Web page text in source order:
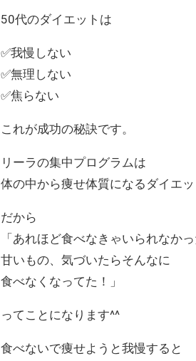
50代のダイエットは
✅我慢しない
✅無理しない
✅焦らない
これが成功の秘訣です。
リーラの集中プログラムは
体の中から痩せ体質になるダイエ
だから
「あれほど食べなきゃいられなか
甘いもの、気づいたらそんなに
食べなくなってた！」
ってことになります^^
食べないで痩せようと我慢すると